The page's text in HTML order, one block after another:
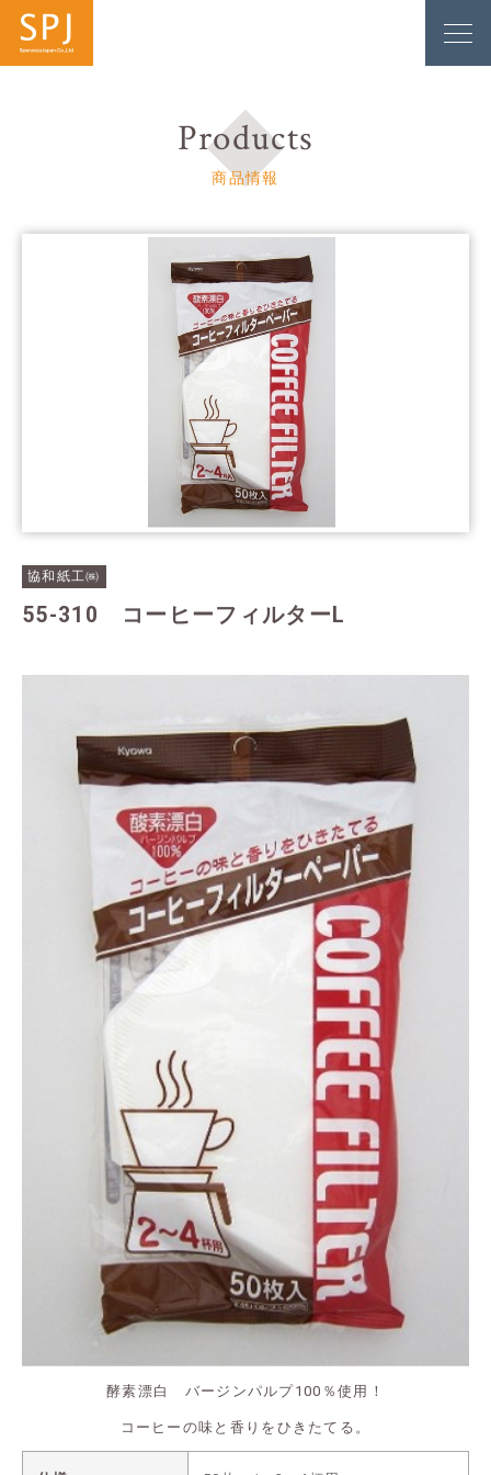
Products
商品情報
協和紙工㈱
55-310 コーヒーフィルターL
酵素漂白 バージンパルプ100％使用！
コーヒーの味と香りをひきたてる。